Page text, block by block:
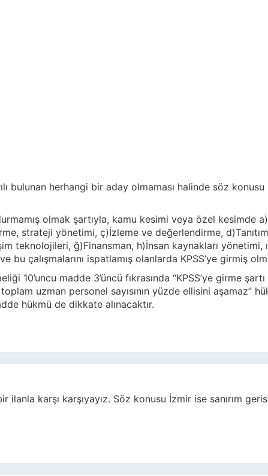
bulunan herhangi bir aday olmaması halinde söz
olmak şartıyla, kamu kesimi veya özel kesimde
strateji yönetimi, ç)İzleme ve değerlendirme,
teknolojileri, ğ)Finansman, h)İnsan kaynakları yönetimi,
bu çalışmalarını ispatlamış olanlarda KPSS’ye girmiş
10’uncu madde 3’üncü fıkrasında “KPSS’ye girme
uzman personel sayısının yüzde ellisini aşamaz”
hükmü de dikkate alınacaktır.
ilanla karşı karşıyayız. Söz konusu İzmir ise sanırım